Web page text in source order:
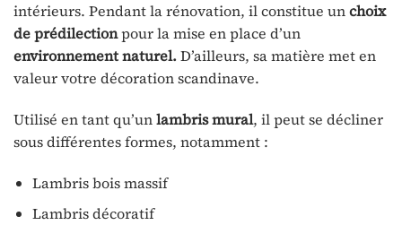
intérieurs. Pendant la rénovation, il constitue unchoix
de prédilectionpour la mise en place d’un
environnement naturel.D’ailleurs, sa matière met en
valeur votre décoration scandinave.
Utilisé en tant qu’unlambris mural, il peut se décliner
sous différentes formes, notamment :
Lambris bois massif
Lambris décoratif